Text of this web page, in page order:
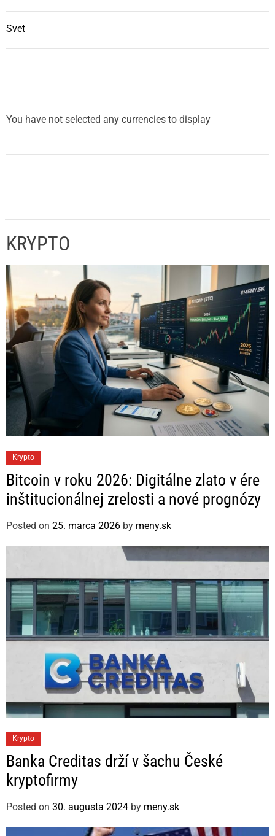
Svet
You have not selected any currencies to display
KRYPTO
a
t
e
o
r
e
Krypto
Bitcoin v roku 2026: Digitálne zlato v ére
inštitucionálnej zrelosti a nové prognózy
Posted on 25. marca 2026 by meny.sk
a
t
e
o
r
Krypto
Banka Creditas drží v šachu České
kryptofirmy
Posted on 30. augusta 2024 by meny.sk